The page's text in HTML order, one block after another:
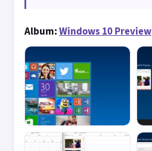
Album:Windows 10 Preview